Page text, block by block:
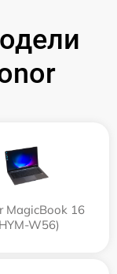
MagicBook 16
W56)